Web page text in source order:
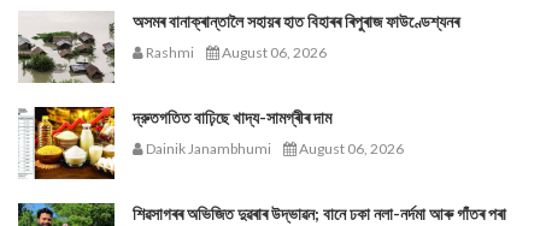
অসমৰ বানাক্ৰান্তালৈ সহায়ৰ হাত বিহাৰৰ ৰিপুৰাজ ফাউণ্ডেশ্যনৰ
Rashmi August 06, 2026
দ্রুতগতিত বাঢ়িছে খাদ্য-সামগ্ৰীৰ দাম
Dainik Janambhumi August 06, 2026
শিৱসাগৰৰ অভিজিত দুৱৰাৰ উদ্ভাৱন; বানে ঢকা নলা-নৰ্দমা আৰু গাঁতৰ পৰা